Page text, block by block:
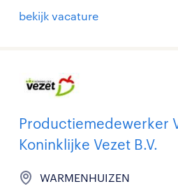
bekijk vacature
Productiemedewerker
Koninklijke Vezet B.V.
WARMENHUIZEN